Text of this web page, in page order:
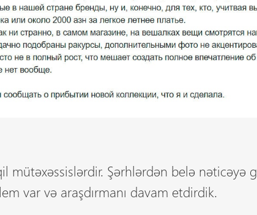
mütəxəssislərdir. Şərhlərdən belə nəticəyə
var və araşdırmanı davam etdirdik.